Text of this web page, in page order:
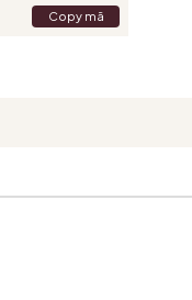
Copy mã